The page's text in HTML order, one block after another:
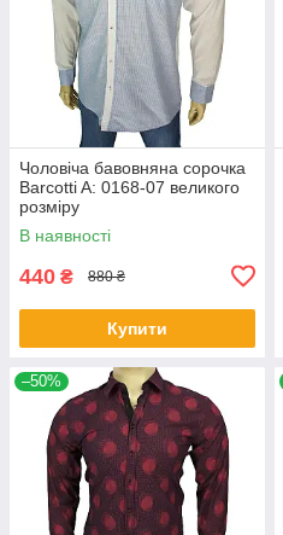
Чоловіча бавовняна сорочка
Barcotti A: 0168-07 великого
розміру
В наявності
440 ₴ 880 ₴
Купити
–50%